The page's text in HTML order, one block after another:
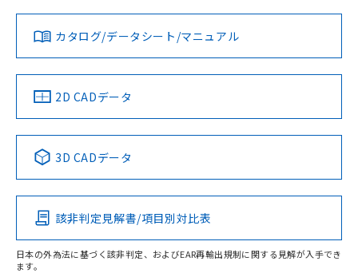
ダウンロードデータをご利用いただく前に、以下を必ずお読
みください。
ソフトウェアの使用条件
対応済み
中国 RoHS 注意事項・凡例
Pb Hg Cd Cr(VI)
O
カタログ/データシート/マニュアル
2D CADデータ
3D CADデータ
該非判定見解書/項目別対比表
日本の外為法に基づく該非判定、およびEAR再輸出規制に関する見解が入手でき
ます。